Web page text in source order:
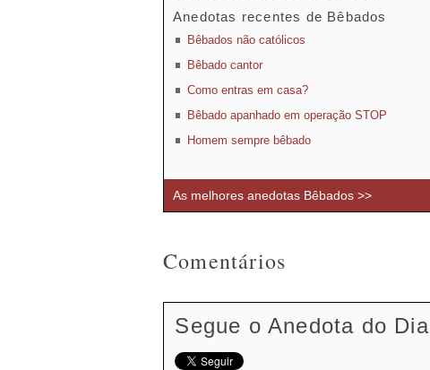
Anedotas recentes de Bêbados
Bêbados não católicos
Bêbado cantor
Como entras em casa?
Bêbado apanhado em operação STOP
Homem sempre bêbado
As melhores anedotas Bêbados >>
Comentários
Segue o Anedota do Dia